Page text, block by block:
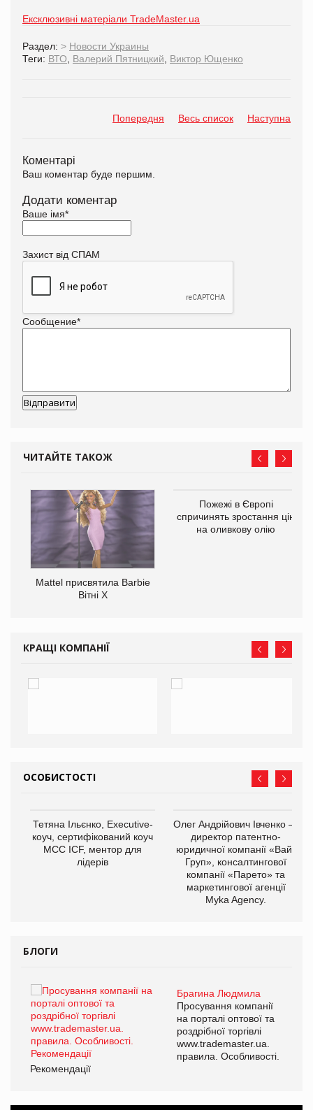
Ексклюзивні матеріали TradeMaster.ua
Раздел: > Новости Украины
Теги: ВТО Валерий Пятницкий Виктор Ющенко
Попередня Весь список Наступна
Коментарі
Ваш коментар буде першим.
Додати коментар
Ваше імя*
Захист від СПАМ
Сообщение*
ЧИТАЙТЕ ТАКОЖ
Mattel присвятила Barbie
Вітні Х
Пожежі в Європі
спричинять зростання цін
на оливкову олію
КРАЩІ КОМПАНІЇ
ОСОБИСТОСТІ
Тетяна Ільєнко, Executive-
коуч, сертифікований коуч
МСС ICF, ментор для
лідерів
Олег Андрійович Івченко —
директор патентно-
юридичної компанії «Вайз
Груп», консалтингової
компанії «Парето» та
маркетингової агенції
Myka Agency.
БЛОГИ
Брагина Людмила
Просування компанії
на порталі оптової та
роздрібної торгівлі
www.trademaster.ua.
правила. Особливості.
Рекомендації